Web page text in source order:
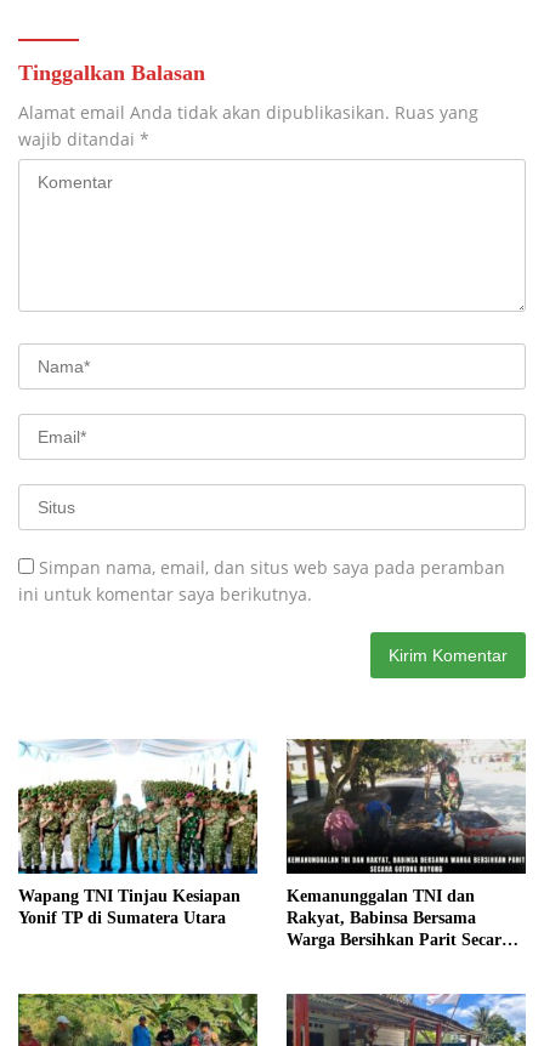
Tinggalkan Balasan
Alamat email Anda tidak akan dipublikasikan. Ruas yang
wajib ditandai *
Simpan nama, email, dan situs web saya pada peramban
ini untuk komentar saya berikutnya.
Wapang TNI Tinjau Kesiapan
Yonif TP di Sumatera Utara
Kemanunggalan TNI dan
Rakyat, Babinsa Bersama
Warga Bersihkan Parit Secara